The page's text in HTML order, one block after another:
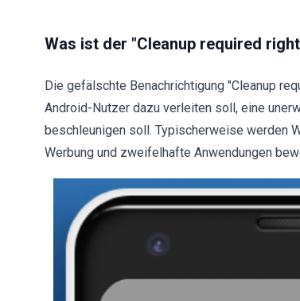
Was ist der "Cleanup required
Die gefälschte Benachrichtigung "Cleanup
Android-Nutzer dazu verleiten soll, eine
beschleunigen soll. Typischerweise werden
Werbung und zweifelhafte Anwendungen